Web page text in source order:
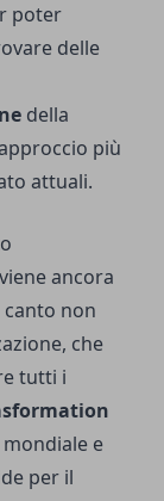
poter
delle
della
più
attuali.
ancora
non
che
tutti i
e
per il